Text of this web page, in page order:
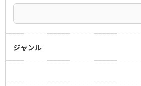
ジャンル